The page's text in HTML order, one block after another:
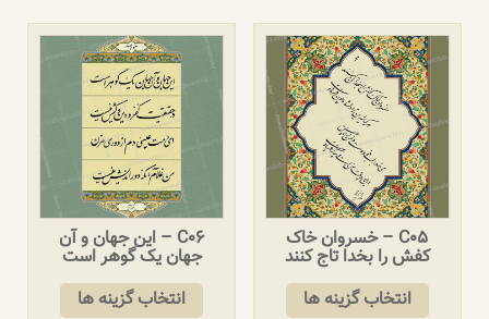
C05 – خسروان خاک
کفش را بخدا تاج کنند
انتخاب گزینه ها
C06 – این جهان و آن
جهان یک گوهر است
انتخاب گزینه ها